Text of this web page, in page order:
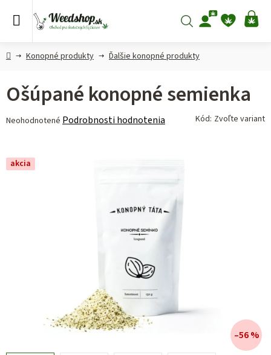
Hľadať
DomovKonopné produkty Ďalšie konopné produkty
Ošúpané konopné semienka
Priemerné
je
0,0
Neohodnotené Podrobnosti hodnotenia Kód: Zvoľte variant
akcia
–56 %